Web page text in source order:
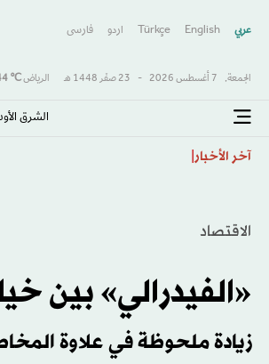
عربي English
Türkçe اردو فارسى
الجمعة, 7 أغسطس 2026 - 23 صفَر 1448 هـ الرياض℃
الشرق
آخر الأخبار
الاقتصاد
«الفيدرالي» بين
زيادة ملحوظة في علاوة